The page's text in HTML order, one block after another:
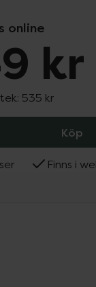
online
kr
535 kr
Köp
Finns i